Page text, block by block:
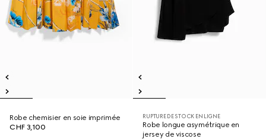
Robe chemisier en soie imprimée
CHF 3,100
RUPTURE DE STOCK EN LIGNE
Robe longue asymétrique en
jersey de viscose